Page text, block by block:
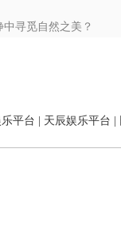
寻觅自然之美？
平台 天辰娱乐平台